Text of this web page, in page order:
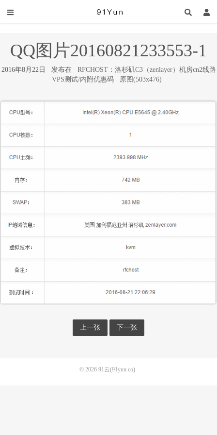
QQ图片20160821233553-1
2016年8月22日 发布在 RFCHOST：洛杉矶C3（zenlayer）机房cn2线路
VPS测试/内附优惠码
原图(503x476)
上一张 下一张
© 2026 91云(91yun.co)